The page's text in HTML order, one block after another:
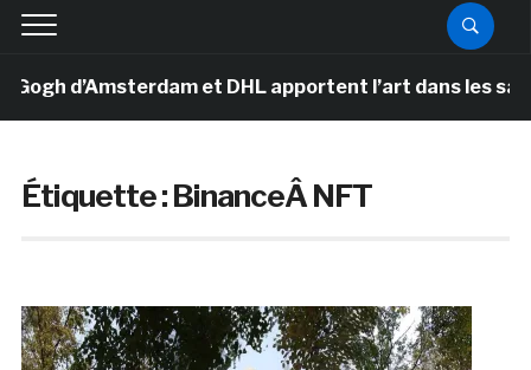
d’Amsterdam et DHL apportent l’art dans les salles
Étiquette :BinanceÂ NFT